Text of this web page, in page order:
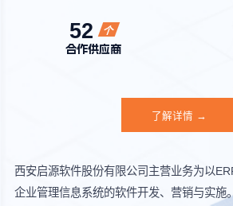
52
个
合作供应商
了解详情 →
西安启源软件股份有限公司主营业务为以
企业管理信息系统的软件开发、营销与实施